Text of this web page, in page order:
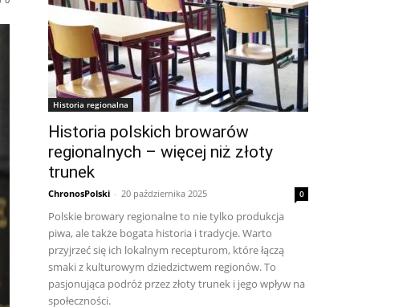
Historia regionalna
Historia polskich browarów
regionalnych – więcej niż złoty
trunek
ChronosPolski - 20 października 2025 0
Polskie browary regionalne to nie tylko produkcja
piwa, ale także bogata historia i tradycje. Warto
przyjrzeć się ich lokalnym recepturom, które łączą
smaki z kulturowym dziedzictwem regionów. To
pasjonująca podróż przez złoty trunek i jego wpływ na
społeczności.